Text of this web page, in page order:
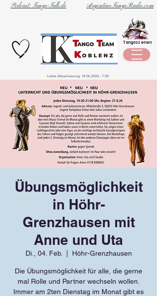
ArgentineTangoRadio.com
Podcast: Tango-Talk.de
Szene
Tangoszenen
Letzte Aktualisierung: 18.06.2026 - 7:00
Übungsmöglichkeit
in Höhr-
Grenzhausen mit
Anne und Uta
Di., 04. Feb. Höhr-Grenzhausen
Die Übungsmöglichkeit für alle, die gerne
mal Rolle und Partner wechseln wollen.
Immer am 2ten Dienstag im Monat gibt es